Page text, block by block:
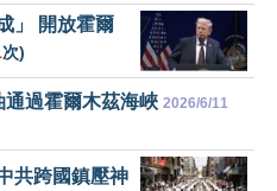
」 開放霍爾
次)
通過霍爾木茲海峽 2026/6/11
共跨國鎮壓神